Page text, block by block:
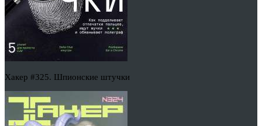
Хакер #325. Шпионские штучки